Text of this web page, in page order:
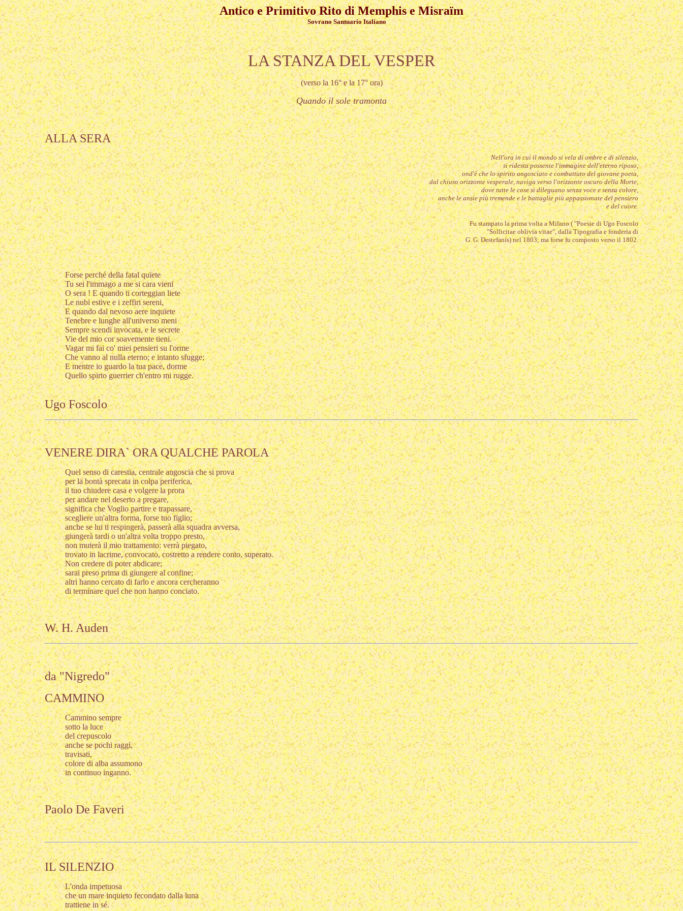
Antico e Primitivo Rito di Memphis e Misraïm
Sovrano Santuario Italiano
LA STANZA DEL VESPER
(verso la 16° e la 17° ora)
Quando il sole tramonta
ALLA SERA
Nell'ora in cui il mondo si vela di ombre e di silenzio,
si ridesta possente l'immagine dell'eterno riposo,
ond'è che lo spirito angosciato e combattuto del giovane poeta,
dal chiuso orizzonte vesperale, naviga verso l'orizzonte oscuro della Morte,
dove tutte le cose si dileguano senza voce e senza colore,
anche le ansie più tremende e le battaglie più appassionate del pensiero
e del cuore.
Fu stampato la prima volta a Milano ( "Poesie di Ugo Foscolo
"Sollicitae oblivia vitae", dalla Tipografia e fonderia di
G. G. Destefanis) nel 1803; ma forse fu composto verso il 1802.
Forse perché della fatal quïete
Tu sei l'immago a me si cara vieni
O sera ! E quando ti corteggian liete
Le nubi estive e i zeffiri sereni,
E quando dal nevoso aere inquïete
Tenebre e lunghe all'universo meni
Sempre scendi invocata, e le secrete
Vie del mio cor soavemente tieni.
Vagar mi fai co' miei pensieri su l'orme
Che vanno al nulla eterno; e intanto sfugge;
E mentre io guardo la tua pace, dorme
Quello spirto guerrier ch'entro mi rugge.
Ugo Foscolo
VENERE DIRA` ORA QUALCHE PAROLA
Quel senso di carestia, centrale angoscia che si prova
per la bontà sprecata in colpa periferica,
il tuo chiudere casa e volgere la prora
per andare nel deserto a pregare,
significa che Voglio partire e trapassare,
scegliere un'altra forma, forse tuo figlio;
anche se lui ti respingerà, passerà alla squadra avversa,
giungerà tardi o un'altra volta troppo presto,
non muterà il mio trattamento: verrà piegato,
trovato in lacrime, convocato, costretto a rendere conto, superato.
Non credere di poter abdicare;
sarai preso prima di giungere al confine;
altri hanno cercato di farlo e ancora cercheranno
di terminare quel che non hanno conciato.
W. H. Auden
da "Nigredo"
CAMMINO
Cammino sempre
sotto la luce
del crepuscolo
anche se pochi raggi,
travisati,
colore di alba assumono
in continuo inganno.
Paolo De Faveri
IL SILENZIO
L'onda impetuosa
che un mare inquieto fecondato dalla luna
trattiene in sé.